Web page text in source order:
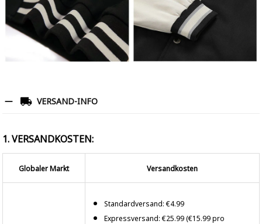
VERSAND-INFO
1. VERSANDKOSTEN:
Globaler Markt Versandkosten
Standardversand: €4.99
Expressversand: €25.99 (€15.99 pro